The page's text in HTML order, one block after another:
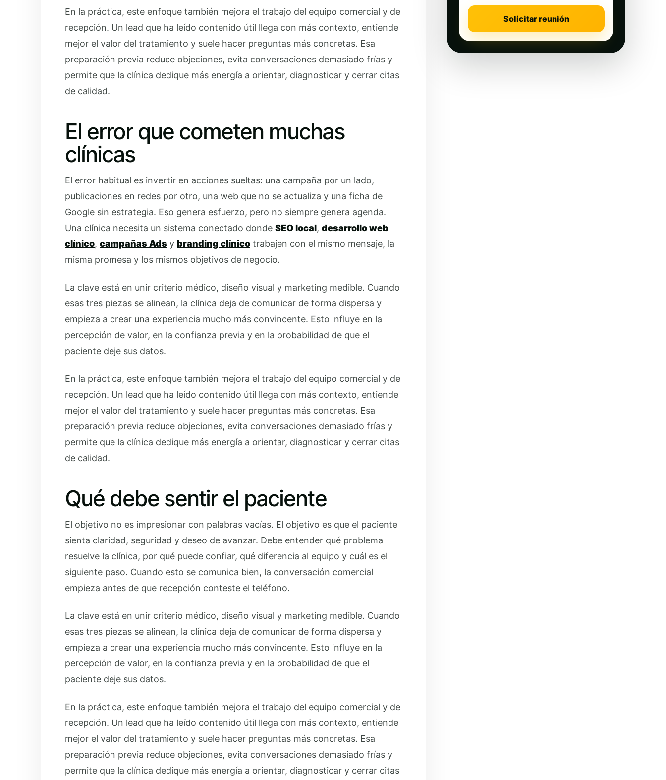
En la práctica, este enfoque también mejora el trabajo del equipo comercial y de
recepción. Un lead que ha leído contenido útil llega con más contexto, entiende
mejor el valor del tratamiento y suele hacer preguntas más concretas. Esa
preparación previa reduce objeciones, evita conversaciones demasiado frías y
permite que la clínica dedique más energía a orientar, diagnosticar y cerrar citas
de calidad.
El error que cometen muchas
clínicas
El error habitual es invertir en acciones sueltas: una campaña por un lado,
publicaciones en redes por otro, una web que no se actualiza y una ficha de
Google sin estrategia. Eso genera esfuerzo, pero no siempre genera agenda.
Una clínica necesita un sistema conectado donde SEO local, desarrollo web
clínico, campañas Ads y branding clínico trabajen con el mismo mensaje, la
misma promesa y los mismos objetivos de negocio.
La clave está en unir criterio médico, diseño visual y marketing medible. Cuando
esas tres piezas se alinean, la clínica deja de comunicar de forma dispersa y
empieza a crear una experiencia mucho más convincente. Esto influye en la
percepción de valor, en la confianza previa y en la probabilidad de que el
paciente deje sus datos.
En la práctica, este enfoque también mejora el trabajo del equipo comercial y de
recepción. Un lead que ha leído contenido útil llega con más contexto, entiende
mejor el valor del tratamiento y suele hacer preguntas más concretas. Esa
preparación previa reduce objeciones, evita conversaciones demasiado frías y
permite que la clínica dedique más energía a orientar, diagnosticar y cerrar citas
de calidad.
Qué debe sentir el paciente
El objetivo no es impresionar con palabras vacías. El objetivo es que el paciente
sienta claridad, seguridad y deseo de avanzar. Debe entender qué problema
resuelve la clínica, por qué puede confiar, qué diferencia al equipo y cuál es el
siguiente paso. Cuando esto se comunica bien, la conversación comercial
empieza antes de que recepción conteste el teléfono.
La clave está en unir criterio médico, diseño visual y marketing medible. Cuando
esas tres piezas se alinean, la clínica deja de comunicar de forma dispersa y
empieza a crear una experiencia mucho más convincente. Esto influye en la
percepción de valor, en la confianza previa y en la probabilidad de que el
paciente deje sus datos.
En la práctica, este enfoque también mejora el trabajo del equipo comercial y de
recepción. Un lead que ha leído contenido útil llega con más contexto, entiende
mejor el valor del tratamiento y suele hacer preguntas más concretas. Esa
preparación previa reduce objeciones, evita conversaciones demasiado frías y
permite que la clínica dedique más energía a orientar, diagnosticar y cerrar citas
Solicitar reunión